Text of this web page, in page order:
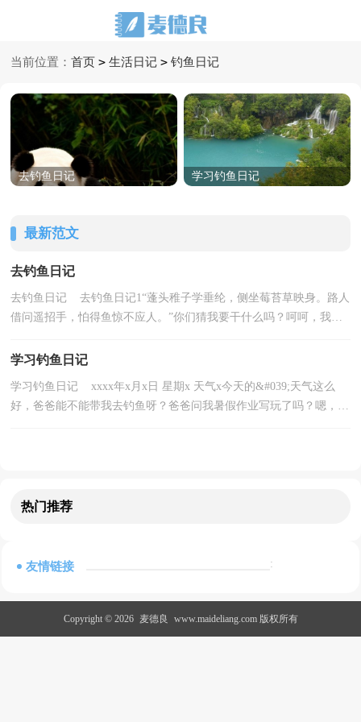
当前位置：首页 > 生活日记 > 钓鱼日记
去钓鱼日记 学习钓鱼日记
最新范文
去钓鱼日记
去钓鱼日记 去钓鱼日记1“蓬头稚子学垂纶，侧坐莓苔草映身。路人
借问遥招手，怕得鱼惊不应人。”你们猜我要干什么吗？呵呵，我和
学习钓鱼日记
学习钓鱼日记 xxxx年x月x日 星期x 天气x今天的&#039;天气这么
好，爸爸能不能带我去钓鱼呀？爸爸问我暑假作业写玩了吗？嗯，写
热门推荐
友情链接 :
Copyright © 2026 麦德良 www.maideliang.com 版权所有